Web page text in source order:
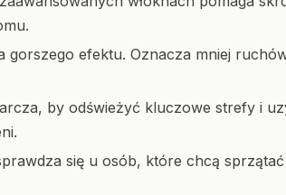
gorszego efektu. Oznacza mniej
by odświeżyć kluczowe strefy i
się u osób, które chcą